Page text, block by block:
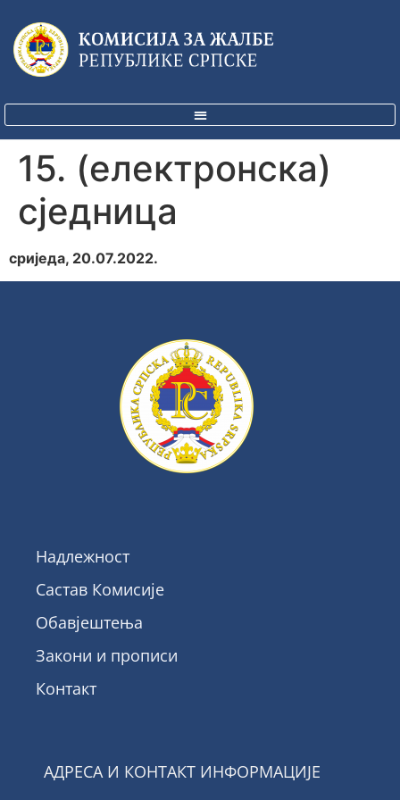
15. (електронска)
сједница
сриједа, 20.07.2022.
Надлежност
Састав Комисије
Обавјештења
Закони и прописи
Контакт
АДРЕСА И КОНТАКТ ИНФОРМАЦИЈЕ